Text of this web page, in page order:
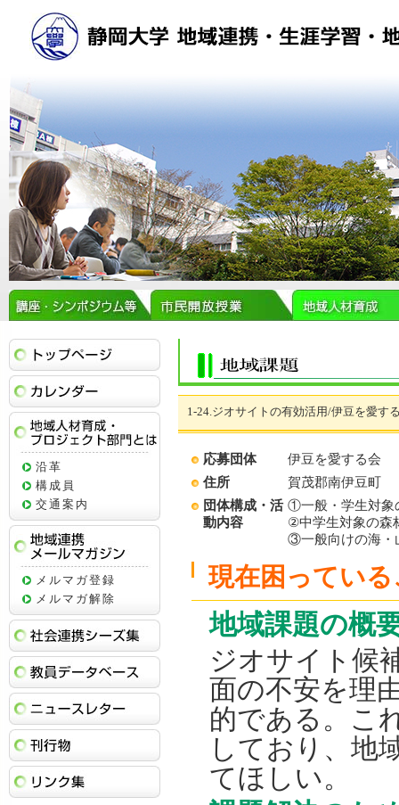
1-24.ジオサイトの有効活用/伊豆を愛す
応募団体
伊豆を愛する会
住所
賀茂郡南伊豆町
団体構成・活
動内容
①一般・学生対象
②中学生対象の森
③一般向けの海・
現在困ってい
地域課題の概
ジオサイト候
面の不安を理
的である。こ
しており、地
てほしい。
イベントカレンダー
地域人材育成・プロジェクト部門とは
沿革
構成員
交通案内
地域連携メールマガジン
メルマガ登録
メルマガ解除
社会連携シーズ集
教員データベース
ニュースレター